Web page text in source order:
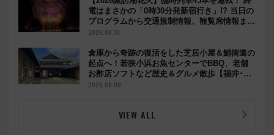
電はまさかの「0時30分発新宿行き」!? 当日の
プログラムから交通規制情報、観覧席情報まで
徹底解説
2026.08.10
倉庫から奇跡の復活をした芝居小屋＆鯖街道の
起点へ！若狭小浜お魚センターでBBQ、老舗
お酢店ソフトなど歴史＆グルメ散歩【福井･小
浜観光】
2026.08.09
VIEW ALL